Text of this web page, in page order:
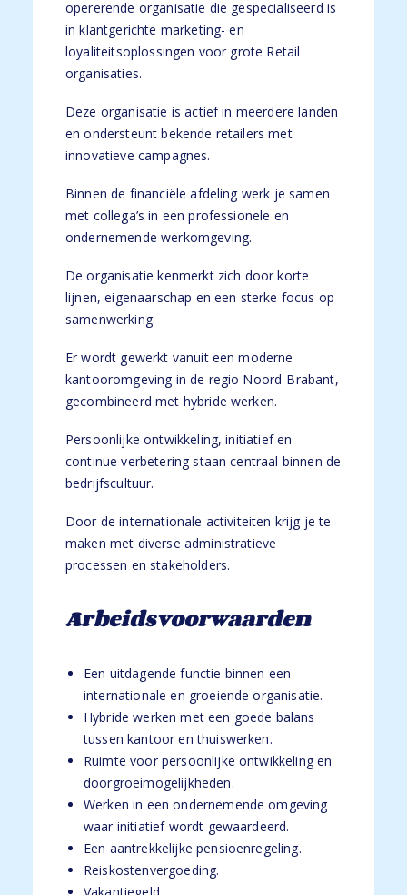
opererende organisatie die gespecialiseerd is
in klantgerichte marketing- en
loyaliteitsoplossingen voor grote Retail
organisaties.
Deze organisatie is actief in meerdere landen
en ondersteunt bekende retailers met
innovatieve campagnes.
Binnen de financiële afdeling werk je samen
met collega’s in een professionele en
ondernemende werkomgeving.
De organisatie kenmerkt zich door korte
lijnen, eigenaarschap en een sterke focus op
samenwerking.
Er wordt gewerkt vanuit een moderne
kantooromgeving in de regio Noord-Brabant,
gecombineerd met hybride werken.
Persoonlijke ontwikkeling, initiatief en
continue verbetering staan centraal binnen de
bedrijfscultuur.
Door de internationale activiteiten krijg je te
maken met diverse administratieve
processen en stakeholders.
Arbeidsvoorwaarden
Een uitdagende functie binnen een
internationale en groeiende organisatie.
Hybride werken met een goede balans
tussen kantoor en thuiswerken.
Ruimte voor persoonlijke ontwikkeling en
doorgroeimogelijkheden.
Werken in een ondernemende omgeving
waar initiatief wordt gewaardeerd.
Een aantrekkelijke pensioenregeling.
Reiskostenvergoeding.